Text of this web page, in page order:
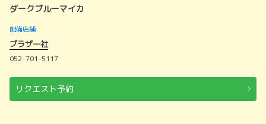
ダークブルーマイカ
配備店舗
プラザ一社
052-701-5117
リクエスト予約